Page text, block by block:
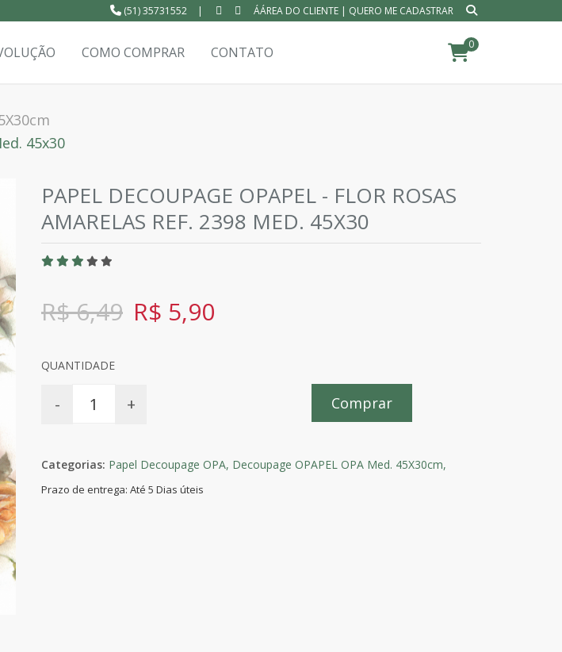
(51) 35731552 | ÁÁREA DO CLIENTE | QUERO ME CADASTRAR
0
COMO COMPRAR CONTATO
45x30
PAPEL DECOUPAGE OPAPEL - FLOR ROSAS
AMARELAS REF. 2398 MED. 45X30
R$ 6,49 R$ 5,90
QUANTIDADE
- + Comprar
Categorias: Papel Decoupage OPA, Decoupage OPAPEL OPA Med. 45X30cm,
Prazo de entrega: Até 5 Dias úteis